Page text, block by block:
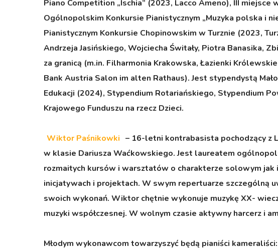
Piano Competition „Ischia” (2023, Lacco Ameno), III
Ogólnopolskim Konkursie Pianistycznym „Muzyka polska i
Pianistycznym Konkursie Chopinowskim w Turznie (2023,
Andrzeja Jasińskiego, Wojciecha Świtały, Piotra Banasika,
za granicą (m.in. Filharmonia Krakowska, Łazienki
Bank Austria Salon im alten Rathaus). Jest stypendystą
Edukacji (2024), Stypendium Rotariańskiego, Stypendium
Krajowego Funduszu na rzecz Dzieci.
Wiktor Paśnikowki – 16-letni kontrabasista pochodzący z
w klasie Dariusza Waćkowskiego. Jest laureatem
rozmaitych kursów i warsztatów o charakterze solowym
inicjatywach i projektach. W swym repertuarze szczególną
swoich wykonań. Wiktor chętnie wykonuje muzykę XX-
muzyki współczesnej. W wolnym czasie aktywny harcerz i
Młodym wykonawcom towarzyszyć będą pianiści kameraliści: